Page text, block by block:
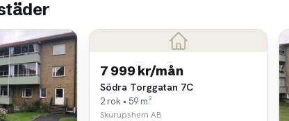
7 999 kr/mån
Södra Torggatan 7C
2 rok • 59 m²
Skurupshem AB